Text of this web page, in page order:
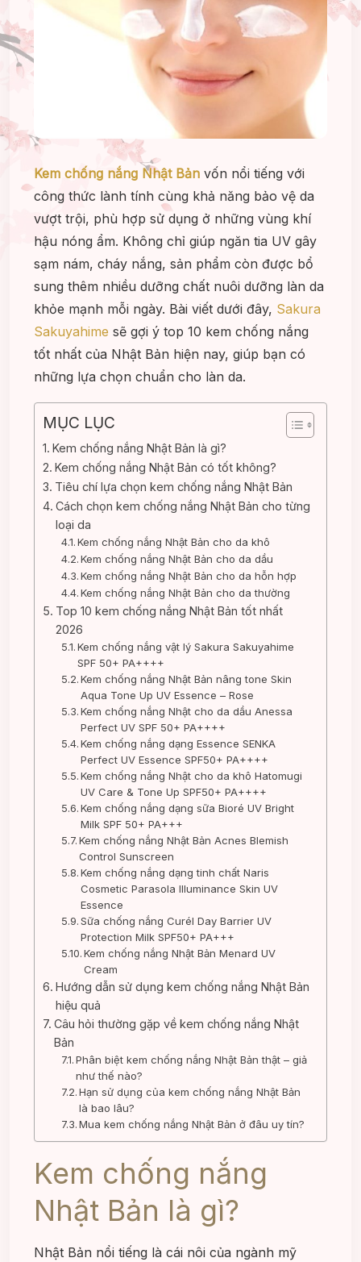
Kem chống nắng Nhật Bản vốn nổi tiếng với
công thức lành tính cùng khả năng bảo vệ da
vượt trội, phù hợp sử dụng ở những vùng khí
hậu nóng ẩm. Không chỉ giúp ngăn tia UV gây
sạm nám, cháy nắng, sản phẩm còn được bổ
sung thêm nhiều dưỡng chất nuôi dưỡng làn da
khỏe mạnh mỗi ngày. Bài viết dưới đây, Sakura
Sakuyahime sẽ gợi ý top 10 kem chống nắng
tốt nhất của Nhật Bản hiện nay, giúp bạn có
những lựa chọn chuẩn cho làn da.
MỤC LỤC
Kem chống nắng Nhật Bản là gì?
Kem chống nắng Nhật Bản có tốt không?
Tiêu chí lựa chọn kem chống nắng Nhật Bản
Cách chọn kem chống nắng Nhật Bản cho từng
loại da
Kem chống nắng Nhật Bản cho da khô
Kem chống nắng Nhật Bản cho da dầu
Kem chống nắng Nhật Bản cho da hỗn hợp
Kem chống nắng Nhật Bản cho da thường
Top 10 kem chống nắng Nhật Bản tốt nhất
2026
Kem chống nắng vật lý Sakura Sakuyahime
SPF 50+ PA++++
Kem chống nắng Nhật Bản nâng tone Skin
Aqua Tone Up UV Essence – Rose
Kem chống nắng Nhật cho da dầu Anessa
Perfect UV SPF 50+ PA++++
Kem chống nắng dạng Essence SENKA
Perfect UV Essence SPF50+ PA++++
Kem chống nắng Nhật cho da khô Hatomugi
UV Care & Tone Up SPF50+ PA++++
Kem chống nắng dạng sữa Bioré UV Bright
Milk SPF 50+ PA+++
Kem chống nắng Nhật Bản Acnes Blemish
Control Sunscreen
Kem chống nắng dạng tinh chất Naris
Cosmetic Parasola Illuminance Skin UV
Essence
Sữa chống nắng Curél Day Barrier UV
Protection Milk SPF50+ PA+++
Kem chống nắng Nhật Bản Menard UV
Cream
Hướng dẫn sử dụng kem chống nắng Nhật Bản
hiệu quả
Câu hỏi thường gặp về kem chống nắng Nhật
Bản
Phân biệt kem chống nắng Nhật Bản thật – giả
như thế nào?
Hạn sử dụng của kem chống nắng Nhật Bản
là bao lâu?
Mua kem chống nắng Nhật Bản ở đâu uy tín?
Kem chống nắng
Nhật Bản là gì?
Nhật Bản nổi tiếng là cái nôi của ngành mỹ